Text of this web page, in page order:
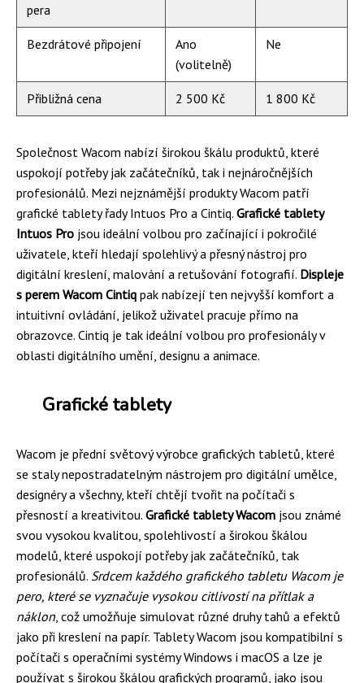
pera
Bezdrátové připojení
Ano
(volitelně)
Ne
Přibližná cena 2 500 Kč 1 800 Kč
Společnost Wacom nabízí širokou škálu produktů, které
uspokojí potřeby jak začátečníků, tak i nejnáročnějších
profesionálů. Mezi nejznámější produkty Wacom patří
grafické tablety řady Intuos Pro a Cintiq. Grafické tablety
Intuos Pro jsou ideální volbou pro začínající i pokročilé
uživatele, kteří hledají spolehlivý a přesný nástroj pro
digitální kreslení, malování a retušování fotografií. Displeje
s perem Wacom Cintiq pak nabízejí ten nejvyšší komfort a
intuitivní ovládání, jelikož uživatel pracuje přímo na
obrazovce. Cintiq je tak ideální volbou pro profesionály v
oblasti digitálního umění, designu a animace.
Grafické tablety
Wacom je přední světový výrobce grafických tabletů, které
se staly nepostradatelným nástrojem pro digitální umělce,
designéry a všechny, kteří chtějí tvořit na počítači s
přesností a kreativitou. Grafické tablety Wacom jsou známé
svou vysokou kvalitou, spolehlivostí a širokou škálou
modelů, které uspokojí potřeby jak začátečníků, tak
profesionálů. Srdcem každého grafického tabletu Wacom je
pero, které se vyznačuje vysokou citlivostí na přítlak a
náklon , což umožňuje simulovat různé druhy tahů a efektů
jako při kreslení na papír. Tablety Wacom jsou kompatibilní s
počítači s operačními systémy Windows i macOS a lze je
používat s širokou škálou grafických programů, jako jsou